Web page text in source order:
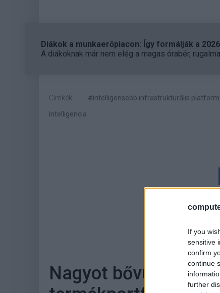
If you
sensitive
confirm
continue
further
Diákok a munkaerőpiacon: Így formálják a
A diákoknak már nem elég a magas órabér,
Címkék: #intelligensebb infrastrukturális platform
intelligencia
Nagyot bővült a TP-